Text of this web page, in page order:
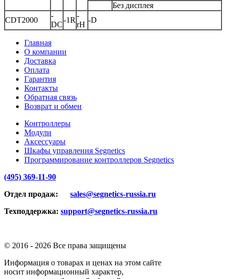
Без дисплея
CDT2000
-
DC
-1R
-
rH
-D
Главная
О компании
Доставка
Оплата
Гарантия
Контакты
Обратная связь
Возврат и обмен
Контроллеры
Модули
Аксессуары
Шкафы управления Segnetics
Программирование контроллеров Segnetics
(495) 369-11-90
Отдел продаж: sales@segnetics-russia.ru
Техподдержка: support@segnetics-russia.ru
© 2016 - 2026 Все права защищены
Информация о товарах и ценах на этом сайте
носит информационный характер,